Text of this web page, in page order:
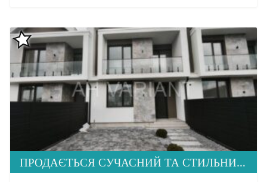
ПРОДАЄТЬСЯ СУЧАСНИЙ ТА СТИЛЬНИЙ КОТЕДЖ В ПРЕСТИЖНОМУ МІК. МИНАЙ